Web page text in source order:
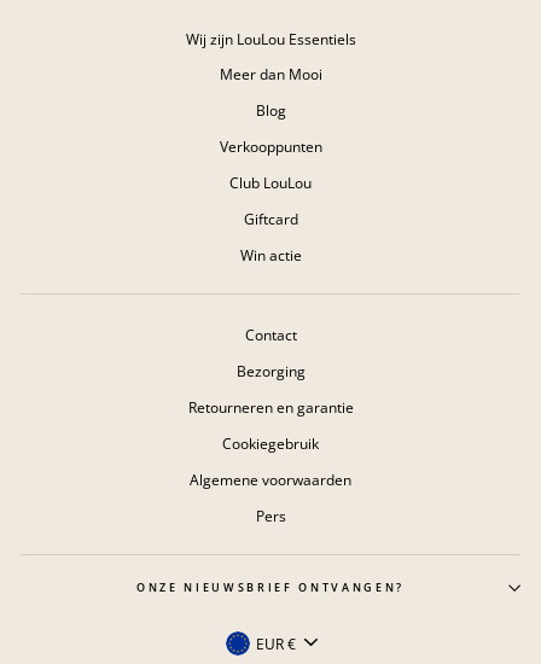
Wij zijn LouLou Essentiels
Meer dan Mooi
Blog
Verkooppunten
Club LouLou
Giftcard
Win actie
Contact
Bezorging
Retourneren en garantie
Cookiegebruik
Algemene voorwaarden
Pers
ONZE NIEUWSBRIEF ONTVANGEN?
Valuta
EUR €